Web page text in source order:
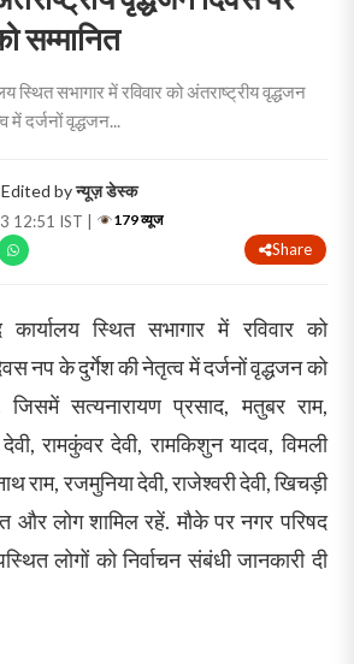
सम्मानित
स्थित सभागार में रविवार को अंतराष्ट्रीय वृद्धजन
में दर्जनों वृद्धजन...
byन्यूज़ डेस्क
12:51 IST | 179 व्यूज
Share
कार्यालय स्थित सभागार में रविवार को
नप के दुर्गेश की नेतृत्व में दर्जनों वृद्धजन को
जिसमें सत्यनारायण प्रसाद, मतुबर राम,
देवी, रामकुंवर देवी, रामकिशुन यादव, विमली
राम, रजमुनिया देवी, राजेश्वरी देवी, खिचड़ी
और लोग शामिल रहें. मौके पर नगर परिषद
लोगों को निर्वाचन संबंधी जानकारी दी